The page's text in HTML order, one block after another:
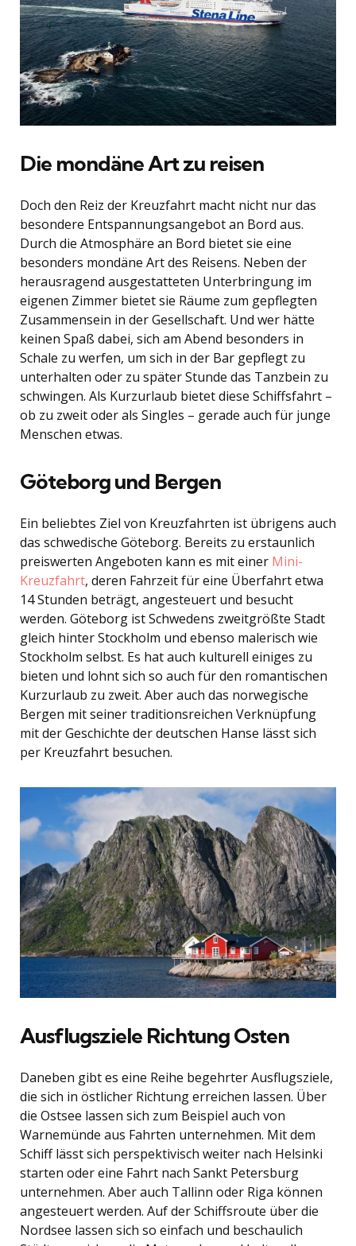
Die mondäne Art zu reisen
Doch den Reiz der Kreuzfahrt macht nicht nur das
besondere Entspannungsangebot an Bord aus.
Durch die Atmosphäre an Bord bietet sie eine
besonders mondäne Art des Reisens. Neben der
herausragend ausgestatteten Unterbringung im
eigenen Zimmer bietet sie Räume zum gepflegten
Zusammensein in der Gesellschaft. Und wer hätte
keinen Spaß dabei, sich am Abend besonders in
Schale zu werfen, um sich in der Bar gepflegt zu
unterhalten oder zu später Stunde das Tanzbein zu
schwingen. Als Kurzurlaub bietet diese Schiffsfahrt –
ob zu zweit oder als Singles – gerade auch für junge
Menschen etwas.
Göteborg und Bergen
Ein beliebtes Ziel von Kreuzfahrten ist übrigens auch
das schwedische Göteborg. Bereits zu erstaunlich
preiswerten Angeboten kann es mit einer Mini-
Kreuzfahrt, deren Fahrzeit für eine Überfahrt etwa
14 Stunden beträgt, angesteuert und besucht
werden. Göteborg ist Schwedens zweitgrößte Stadt
gleich hinter Stockholm und ebenso malerisch wie
Stockholm selbst. Es hat auch kulturell einiges zu
bieten und lohnt sich so auch für den romantischen
Kurzurlaub zu zweit. Aber auch das norwegische
Bergen mit seiner traditionsreichen Verknüpfung
mit der Geschichte der deutschen Hanse lässt sich
per Kreuzfahrt besuchen.
Ausflugsziele Richtung Osten
Daneben gibt es eine Reihe begehrter Ausflugsziele,
die sich in östlicher Richtung erreichen lassen. Über
die Ostsee lassen sich zum Beispiel auch von
Warnemünde aus Fahrten unternehmen. Mit dem
Schiff lässt sich perspektivisch weiter nach Helsinki
starten oder eine Fahrt nach Sankt Petersburg
unternehmen. Aber auch Tallinn oder Riga können
angesteuert werden. Auf der Schiffsroute über die
Nordsee lassen sich so einfach und beschaulich